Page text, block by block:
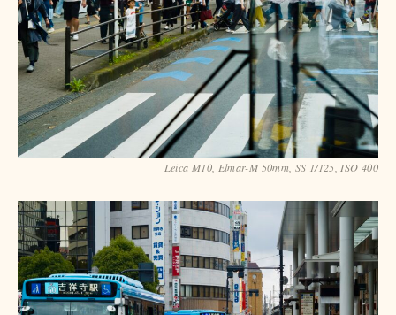
Leica M10, Elmar-M 50mm, SS 1/125, ISO 400